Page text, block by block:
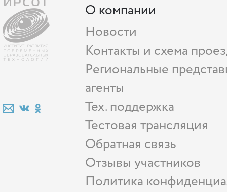
О компании
Новости
Контакты и схема
Региональные
агенты
Тех. поддержка
Тестовая трансляция
Обратная связь
Отзывы участников
Политика